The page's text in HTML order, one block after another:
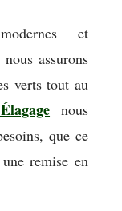
et
assurons
verts tout au
nous
que ce
remise en